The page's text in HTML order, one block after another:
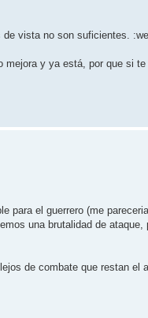
vista no son suficientes.
mejora y ya está, por que si
para el guerrero (me
una brutalidad de ataque,
de combate que restan el